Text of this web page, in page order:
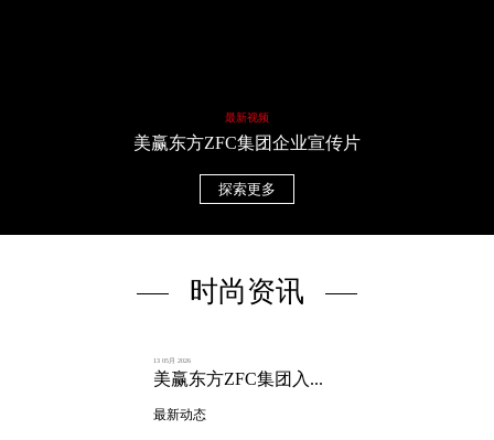
最新视频
美赢东方ZFC集团企业宣传片
探索更多
时尚资讯
13 05月 2026
美赢东方ZFC集团入...
最新动态